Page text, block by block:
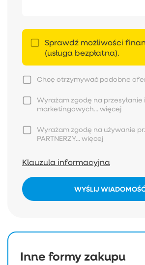
Sprawdź możliwości
(usługa bezpłatna).
Chcę otrzymywać podobne
Wyrażam zgodę na
marketingowych...więcej
Wyrażam zgodę na używanie
PARTNERZY...więcej
Klauzula informacyjna
WYŚLIJ
Inne formy zakupu